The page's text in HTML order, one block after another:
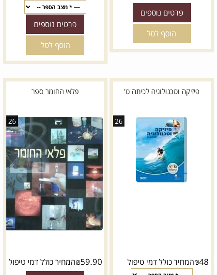
פרטים נוספים
הוסף לסל
פרטים נוספים
הוסף לסל
פיזיקה וטכנולוגיה לכיתה ט'
26
₪48 המחיר כולל דמי טיפול
פלאי החומר ספר
26
₪59.90 המחיר כולל דמי טיפול